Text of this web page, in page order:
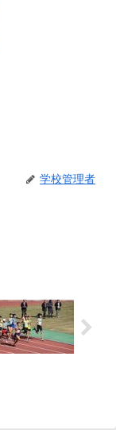
学校管理者